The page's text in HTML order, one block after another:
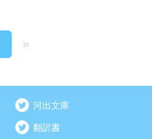
»
河出文庫
翻訳書